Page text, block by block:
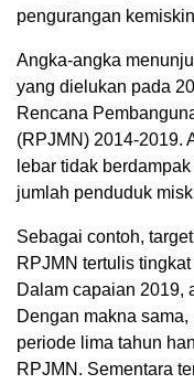
pengurangan
Angka-angka
yang dielukan pada
Rencana
(RPJMN) 2014-2019.
lebar tidak
jumlah penduduk
Sebagai contoh,
RPJMN tertulis
Dalam capaian 2019,
Dengan makna
periode lima tahun
RPJMN. Sementara